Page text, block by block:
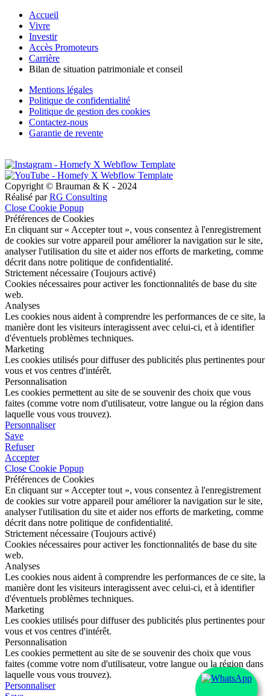
Accueil
Vivre
Investir
Accès Promoteurs
Carrière
Bilan de situation patrimoniale et conseil
Mentions légales
Politique de confidentialité
Politique de gestion des cookies
Contactez-nous
Garantie de revente
Copyright © Brauman & K - 2024
Réalisé parRG Consulting
Close Cookie Popup
Préférences de Cookies
En cliquant sur « Accepter tout », vous consentez à l'enregistrement
de cookies sur votre appareil pour améliorer la navigation sur le site,
analyser l'utilisation du site et aider nos efforts de marketing, comme
décrit dans notre politique de confidentialité.
Strictement nécessaire (Toujours activé)
Cookies nécessaires pour activer les fonctionnalités de base du site
web.
Analyses
Les cookies nous aident à comprendre les performances de ce site, la
manière dont les visiteurs interagissent avec celui-ci, et à identifier
d'éventuels problèmes techniques.
Marketing
Les cookies utilisés pour diffuser des publicités plus pertinentes pour
vous et vos centres d'intérêt.
Personnalisation
Les cookies permettent au site de se souvenir des choix que vous
faites (comme votre nom d'utilisateur, votre langue ou la région dans
laquelle vous vous trouvez).
Personnaliser
Save
Refuser
Accepter
Close Cookie Popup
Préférences de Cookies
En cliquant sur « Accepter tout », vous consentez à l'enregistrement
de cookies sur votre appareil pour améliorer la navigation sur le site,
analyser l'utilisation du site et aider nos efforts de marketing, comme
décrit dans notre politique de confidentialité.
Strictement nécessaire (Toujours activé)
Cookies nécessaires pour activer les fonctionnalités de base du site
web.
Analyses
Les cookies nous aident à comprendre les performances de ce site, la
manière dont les visiteurs interagissent avec celui-ci, et à identifier
d'éventuels problèmes techniques.
Marketing
Les cookies utilisés pour diffuser des publicités plus pertinentes pour
vous et vos centres d'intérêt.
Personnalisation
Les cookies permettent au site de se souvenir des choix que vous
faites (comme votre nom d'utilisateur, votre langue ou la région dans
laquelle vous vous trouvez).
Personnaliser